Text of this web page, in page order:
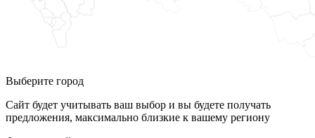
Выберите город
Сайт будет учитывать ваш выбор и вы будете получать
предложения, максимально близкие к вашему региону